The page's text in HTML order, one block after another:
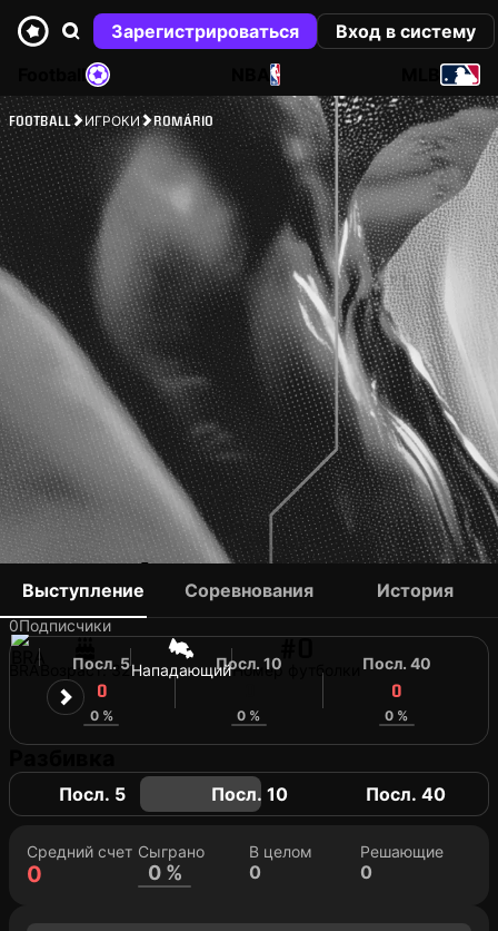
Зарегистрироваться
Вход в систему
NBA
FOOTBALL ИГРОКИ ROMÁRIO
ROMÁRIO
0Подписчики
Возраст: 32НападающийНомер футболки
Выступление Соревнования История
Посл. 5
0
0 %
Посл. 10
0 %
Посл. 40
0
0 %
Посл. 5 Посл. 10 Посл. 40
Средний счет
0
Сыграно
0 %
В целом
0
Решающие
0